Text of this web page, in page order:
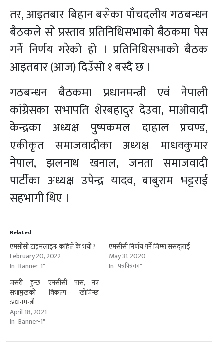
तर, आइतबार बिहान बसेका पाँचदलीय गठबन्धन
बैठकले सो प्रस्ताव प्रतिनिधिसभाको बैठकमा पेस
गर्ने निर्णय गरेको हो । प्रतिनिधिसभाको बैठक
आइतबार (आज) दिउँसो १ बस्दै छ ।
गठबन्धन बैठकमा प्रधानमन्त्री एवं नेपाली
कांग्रेसका सभापति शेरबहादुर देउवा, माओवादी
केन्द्रका अध्यक्ष पुष्पकमल दाहाल प्रचण्ड,
एकीकृत समाजवादीका अध्यक्ष माधवकुमार
नेपाल, झलनाथ खनाल, जनता समाजवादी
पार्टीका अध्यक्ष उपेन्द्र यादव, बाबुराम भट्टराई
सहभागी थिए ।
Related
एमसीसी टाइमलाइनः कहिले के भयो ?
February 20, 2022
In "Banner-1"
एमसीसी निर्णय गर्ने जिम्मा संसद्लाई
May 31, 2020
In "पत्रपित्रका"
जसरी हुन्छ एमसीसी पास, नत्र
सभामुखको विकल्प खोजिन्छ
:प्रधानमन्त्री
April 18, 2021
In "Banner-1"